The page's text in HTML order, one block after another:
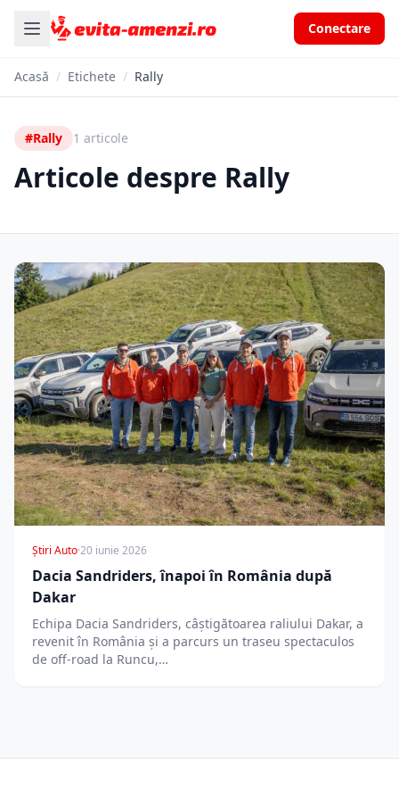
Conectare
Acasă / Etichete / Rally
#Rally 1 articole
Articole despre Rally
Știri Auto·20 iunie 2026
Dacia Sandriders, înapoi în România după
Dakar
Echipa Dacia Sandriders, câștigătoarea raliului Dakar, a
revenit în România și a parcurs un traseu spectaculos
de off-road la Runcu,…